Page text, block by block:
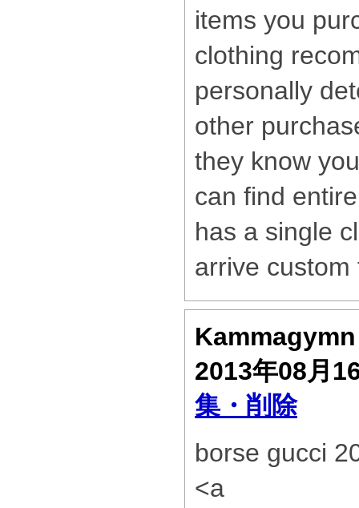
items you
clothing
personally
other
they know
can find
has a single
arrive custom
2013年08月
集・削除
borse gucci
<a